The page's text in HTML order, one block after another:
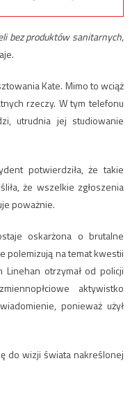
bez produktów sanitarnych,
Kate. Mimo to wciąż
rzeczy. W tym telefonu
utrudnia jej studiowanie
potwierdziła, że takie
że wszelkie zgłoszenia
poważnie.
oskarżona o brutalne
polemizują na temat kwestii
Linehan otrzymał od policji
aktywistko
ponieważ użył
do wizji świata nakreślonej